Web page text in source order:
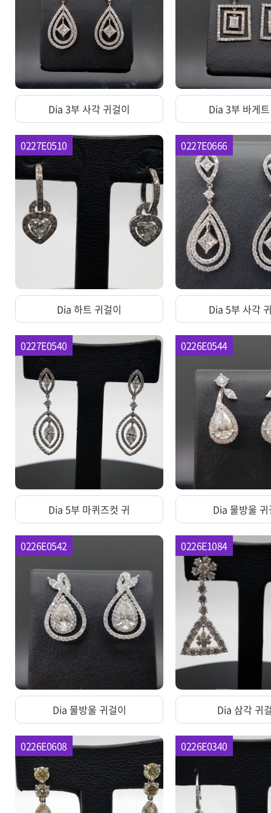
Dia 3부 사각 귀걸이 Dia 3부 바게
0227E0510
Dia 하트 귀걸이
0227E0666
Dia 5부 사각
0227E0540
Dia 5부 마퀴즈컷 귀
0226E0544
Dia 물방울
0226E0542
Dia 물방울 귀걸이
0226E1084
Dia 삼각 귀
0226E0608 0226E0340